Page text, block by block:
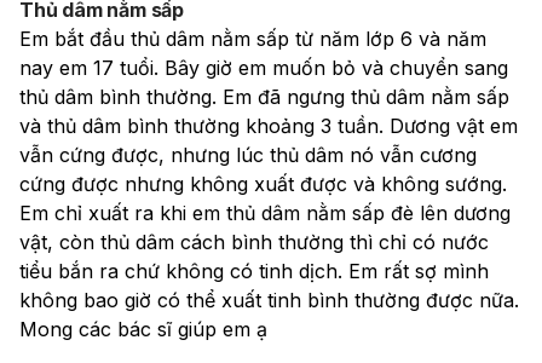
khác trong cuộc sống.
Về xem phim sex:Bạn nên hạn chế hoặc ngừng xem
phim sex thường xuyên. Thay vào đó, hãy tìm hiểu về
giáo dục giới tính từ các nguồn thông tin đáng tin cậy
để có cái nhìn đúng đắn và lành mạnh về tình dục.
Nếu bạn cảm thấy việc xem phim sex đang ảnh hưởng
tiêu cực đến tâm lý, học tập hoặc các mối quan hệ,
hoặc nếu bạn có bất kỳ lo lắng nào về sức khỏe sinh
sản hay tâm lý, bạn nên tìm đến sự tư vấn của bác sĩ
chuyên khoa sức khỏe tình dục, tâm lý hoặc chuyên
gia y tế vị thành niên để được hỗ trợ kịp thời.
Thủ dâm nằm sấp
Em bắt đầu thủ dâm nằm sấp từ năm lớp 6 và năm
nay em 17 tuổi. Bây giờ em muốn bỏ và chuyển sang
thủ dâm bình thường. Em đã ngưng thủ dâm nằm sấp
và thủ dâm bình thường khoảng 3 tuần. Dương vật em
vẫn cứng được, nhưng lúc thủ dâm nó vẫn cương
cứng được nhưng không xuất được và không sướng.
Em chỉ xuất ra khi em thủ dâm nằm sấp đè lên dương
vật, còn thủ dâm cách bình thường thì chỉ có nước
tiểu bắn ra chứ không có tinh dịch. Em rất sợ mình
không bao giờ có thể xuất tinh bình thường được nữa.
Mong các bác sĩ giúp em ạ